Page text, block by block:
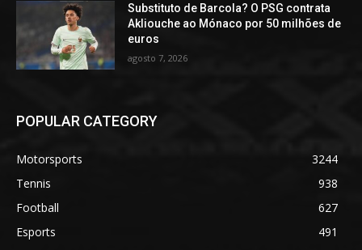
Substituto de Barcola? O PSG contrata
Akliouche ao Mónaco por 50 milhões de
euros
agosto 7, 2026
POPULAR CATEGORY
Motorsports
3244
Tennis
938
Football
627
Esports
491